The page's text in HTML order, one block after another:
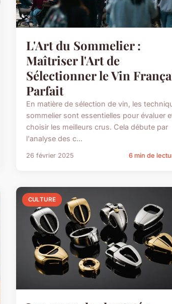
L'Art du Sommelier :
Maîtriser l'Art de
Sélectionner le Vin
Parfait
En matière de sélection de vin, les
sommelier sont essentielles pour évaluer
choisir les meilleurs crus. Cela débute par
l'analyse des c...
26 février 2025 6 min de
CULTURE